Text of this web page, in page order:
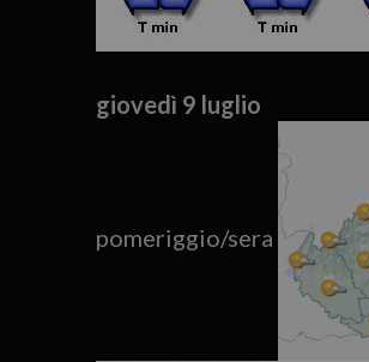
giovedì 9 luglio
pomeriggio/sera